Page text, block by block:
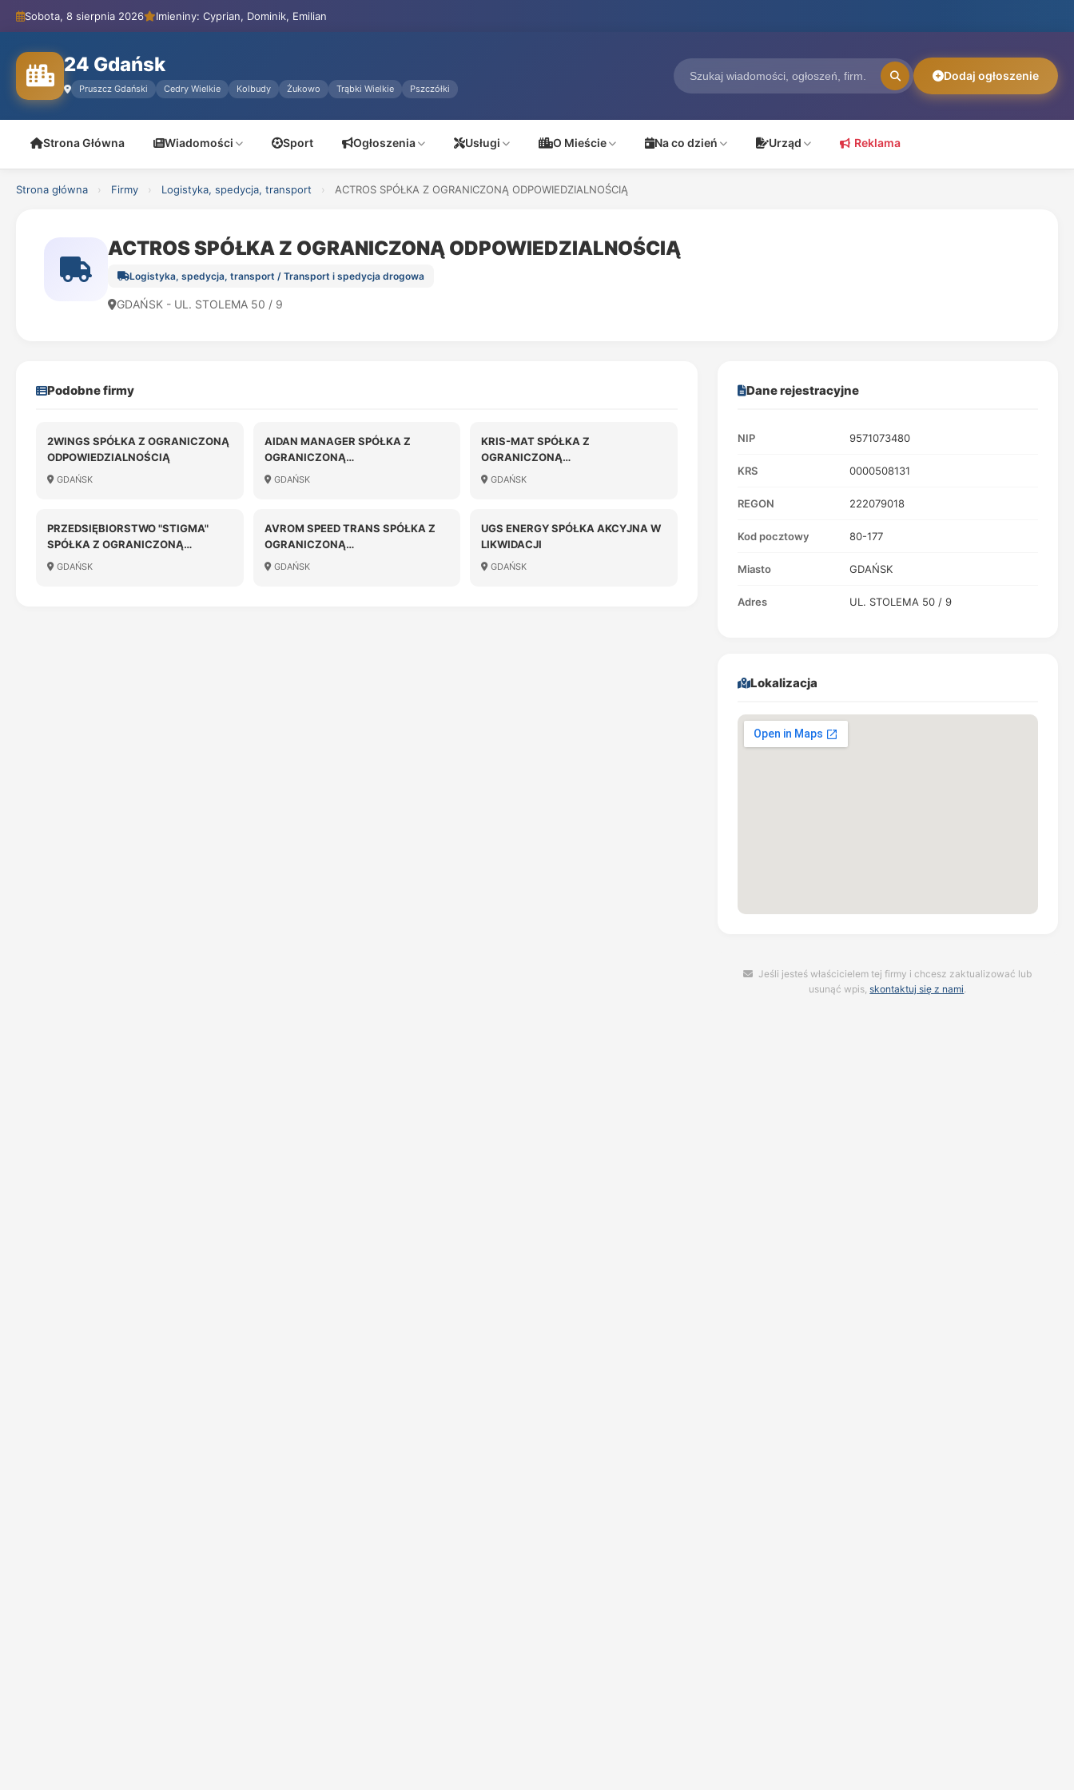
Sobota, 8 sierpnia 2026 Imieniny: Cyprian, Dominik, Emilian
24 Gdańsk
Pruszcz Gdański Cedry Wielkie Kolbudy Żukowo Trąbki Wielkie Pszczółki
Dodaj ogłoszenie
Strona Główna Wiadomości Sport Ogłoszenia Usługi O Mieście Na co dzień Urząd Reklama
Strona główna › Firmy › Logistyka, spedycja, transport › ACTROS SPÓŁKA Z OGRANICZONĄ ODPOWIEDZIALNOŚCIĄ
ACTROS SPÓŁKA Z OGRANICZONĄ ODPOWIEDZIALNOŚCIĄ
Logistyka, spedycja, transport / Transport i spedycja drogowa
GDAŃSK - UL. STOLEMA 50 / 9
Podobne firmy
2WINGS SPÓŁKA Z OGRANICZONĄ
ODPOWIEDZIALNOŚCIĄ
GDAŃSK
AIDAN MANAGER SPÓŁKA Z
OGRANICZONĄ
ODPOWIEDZIALNOŚCIĄ
GDAŃSK
KRIS-MAT SPÓŁKA Z
OGRANICZONĄ
ODPOWIEDZIALNOŚCIĄ
GDAŃSK
PRZEDSIĘBIORSTWO "STIGMA"
SPÓŁKA Z OGRANICZONĄ
ODPOWIEDZIALNOŚCIĄ
GDAŃSK
AVROM SPEED TRANS SPÓŁKA Z
OGRANICZONĄ
ODPOWIEDZIALNOŚCIĄ
GDAŃSK
UGS ENERGY SPÓŁKA AKCYJNA W
LIKWIDACJI
GDAŃSK
Dane rejestracyjne
NIP 9571073480
KRS 0000508131
REGON 222079018
Kod pocztowy 80-177
Miasto GDAŃSK
Adres UL. STOLEMA 50 / 9
Lokalizacja
Jeśli jesteś właścicielem tej firmy i chcesz zaktualizować lub
usunąć wpis,skontaktuj się z nami.